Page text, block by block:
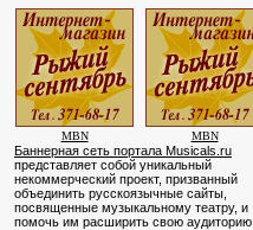
MBN MBN
Баннерная сеть портала Musicals.ru
представляет собой уникальный
некоммерческий проект, призванный
объединить русскоязычные сайты,
посвященные музыкальному театру, и
помочь им расширить свою аудиторию.